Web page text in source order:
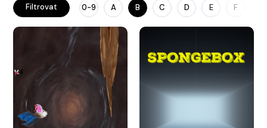
Filtrovat 0-9 A B C D E F